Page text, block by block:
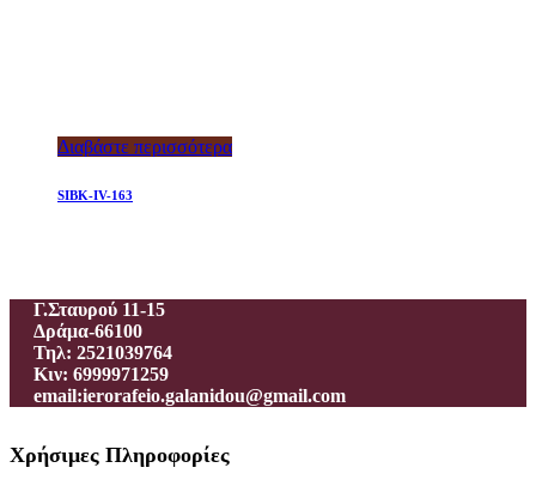
Διαβάστε περισσότερα
SIBK-IV-163
Γ.Σταυρού 11-15
Δράμα-66100
Τηλ: 2521039764
Κιν: 6999971259
email:ierorafeio.galanidou@gmail.com
Χρήσιμες Πληροφορίες